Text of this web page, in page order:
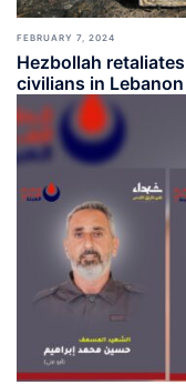
FEBRUARY 7, 2024
Hezbollah
civilians in Lebanon